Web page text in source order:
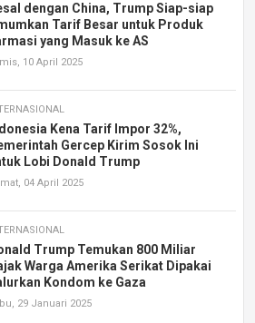
dengan China, Trump Siap-siap
Tarif Besar untuk Produk
yang Masuk ke AS
10 April 2025
Kena Tarif Impor 32%,
Gercep Kirim Sosok Ini
Lobi Donald Trump
04 April 2025
Trump Temukan 800 Miliar
Warga Amerika Serikat Dipakai
Kondom ke Gaza
29 Januari 2025